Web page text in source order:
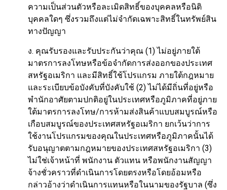
ความเป็นส่วนตัวหรือละเมิดสิทธิ์ของบุคคลหรือนิติ
บุคคลใดๆ ซึ่งรวมถึงแต่ไม่จำกัดเฉพาะสิทธิ์ในทรัพย์สิน
ทางปัญญา
ง. คุณรับรองและรับประกันว่าคุณ (1) ไม่อยู่ภายใต้
มาตรการลงโทษหรือข้อจำกัดการส่งออกของประเทศ
สหรัฐอเมริกา และมีสิทธิ์ใช้โปรแกรม ภายใต้กฎหมาย
และระเบียบข้อบังคับที่บังคับใช้ (2) ไม่ได้มีถิ่นที่อยู่หรือ
พำนักอาศัยตามปกติอยู่ในประเทศหรือภูมิภาคที่อยู่ภาย
ใต้มาตรการลงโทษ/การห้ามส่งสินค้าแบบสมบูรณ์หรือ
เกือบสมบูรณ์ของประเทศสหรัฐอเมริกา ยกเว้นว่าการ
ใช้งานโปรแกรมของคุณในประเทศหรือภูมิภาคนั้นได้
รับอนุญาตตามกฎหมายของประเทศสหรัฐอเมริกา (3)
ไม่ใช่เจ้าหน้าที่ พนักงาน ตัวแทน หรือพนักงานสัญญา
จ้างชั่วคราวที่ดำเนินการโดยตรงหรือโดยอ้อมหรือ
กล่าวอ้างว่าดำเนินการแทนหรือในนามของรัฐบาล (ซึ่ง